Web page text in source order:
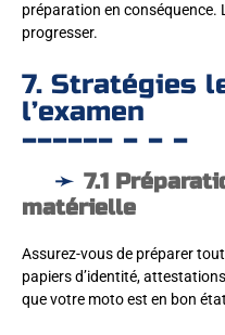
préparation en conséquence.
progresser.
7. Stratégies
l’examen
7.1
matérielle
Assurez-vous de préparer
papiers d’identité,
que votre moto est en bon